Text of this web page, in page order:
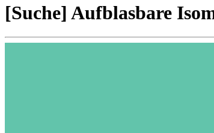
[Suche] Aufblasbare